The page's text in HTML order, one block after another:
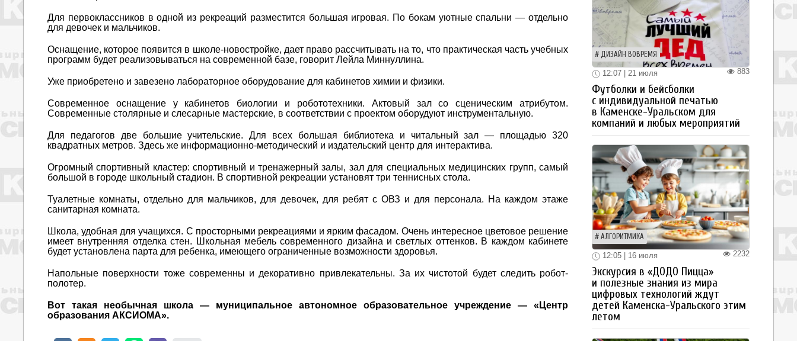
Для первоклассников в одной из рекреаций разместится большая игровая. По бокам уютные спальни ― отдельно
для девочек и мальчиков.
Оснащение, которое появится в школе-новостройке, дает право рассчитывать на то, что практическая часть учебных
программ будет реализовываться на современной базе, говорит Лейла Миннуллина.
Уже приобретено и завезено лабораторное оборудование для кабинетов химии и физики.
Современное оснащение у кабинетов биологии и робототехники. Актовый зал со сценическим атрибутом.
Современные столярные и слесарные мастерские, в соответствии с проектом оборудуют инструментальную.
Для педагогов две большие учительские. Для всех большая библиотека и читальный зал ― площадью 320
квадратных метров. Здесь же информационно-методический и издательский центр для интерактива.
Огромный спортивный кластер: спортивный и тренажерный залы, зал для специальных медицинских групп, самый
большой в городе школьный стадион. В спортивной рекреации установят три теннисных стола.
Туалетные комнаты, отдельно для мальчиков, для девочек, для ребят с ОВЗ и для персонала. На каждом этаже
санитарная комната.
Школа, удобная для учащихся. С просторными рекреациями и ярким фасадом. Очень интересное цветовое решение
имеет внутренняя отделка стен. Школьная мебель современного дизайна и светлых оттенков. В каждом кабинете
будет установлена парта для ребенка, имеющего ограниченные возможности здоровья.
Напольные поверхности тоже современны и декоративно привлекательны. За их чистотой будет следить робот-
полотер.
Вот такая необычная школа ― муниципальное автономное образовательное учреждение ― «Центр
образования АКСИОМА».
ДИЗАЙН ВОВРЕМЯ
883
12:07 | 21 июля
Футболки и бейсболки
с индивидуальной печатью
в Каменске-Уральском для
компаний и любых мероприятий
АЛГОРИТМИКА
2232
12:05 | 16 июля
Экскурсия в «ДОДО Пицца»
и полезные знания из мира
цифровых технологий ждут
детей Каменска-Уральского этим
летом